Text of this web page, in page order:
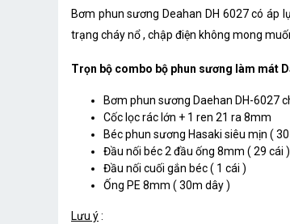
Bơm phun sương Deahan DH 6027 có
trạng cháy nổ , chập điện không mong
Trọn bộ combo bộ phun sương làm mát
Bơm phun sương Daehan DH-6027
Cốc lọc rác lớn + 1 ren 21 ra 8mm
Béc phun sương Hasaki siêu mịn (
Đầu nối béc 2 đầu ống 8mm ( 29 cái )
Đầu nối cuối gắn béc ( 1 cái )
Ống PE 8mm ( 30m dây )
Lưu ý: